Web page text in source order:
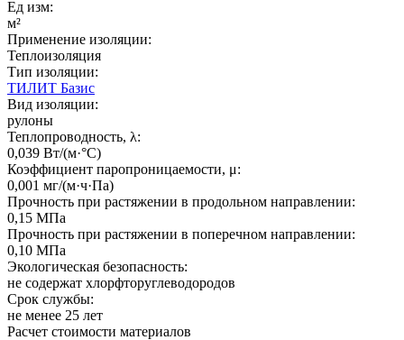
Ед изм:
м²
Применение изоляции:
Теплоизоляция
Тип изоляции:
ТИЛИТ Базис
Вид изоляции:
рулоны
Теплопроводность, λ:
0,039 Вт/(м·°C)
Коэффициент паропроницаемости, μ:
0,001 мг/(м·ч·Па)
Прочность при растяжении в продольном направлении:
0,15 МПа
Прочность при растяжении в поперечном направлении:
0,10 МПа
Экологическая безопасность:
не содержат хлорфторуглеводородов
Срок службы:
не менее 25 лет
Расчет стоимости материалов